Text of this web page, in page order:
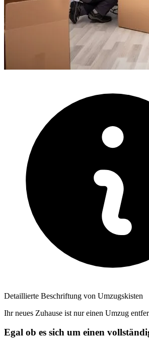
Detaillierte Beschriftung von Umzugskisten
Ihr neues Zuhause ist nur einen Umzug
Egal ob es sich um einen